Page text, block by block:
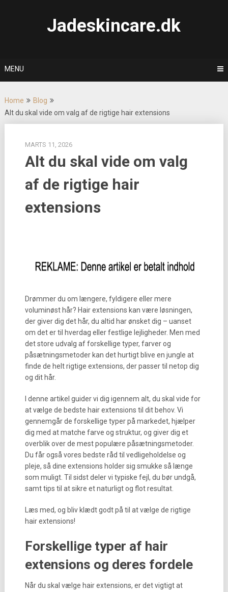
Jadeskincare.dk
MENU
Home
Blog
Alt du skal vide om valg af de rigtige hair extensions
MARTS 11, 2026
Alt du skal vide om valg
af de rigtige hair
extensions
Drømmer du om længere, fyldigere eller mere
voluminøst hår? Hair extensions kan være løsningen,
der giver dig det hår, du altid har ønsket dig – uanset
om det er til hverdag eller festlige lejligheder. Men med
det store udvalg af forskellige typer, farver og
påsætningsmetoder kan det hurtigt blive en jungle at
finde de helt rigtige extensions, der passer til netop dig
og dit hår.
I denne artikel guider vi dig igennem alt, du skal vide for
at vælge de bedste hair extensions til dit behov. Vi
gennemgår de forskellige typer på markedet, hjælper
dig med at matche farve og struktur, og giver dig et
overblik over de mest populære påsætningsmetoder.
Du får også vores bedste råd til vedligeholdelse og
pleje, så dine extensions holder sig smukke så længe
som muligt. Til sidst deler vi typiske fejl, du bør undgå,
samt tips til at sikre et naturligt og flot resultat.
Læs med, og bliv klædt godt på til at vælge de rigtige
hair extensions!
Forskellige typer af hair
extensions og deres fordele
Når du skal vælge hair extensions, er det vigtigt at